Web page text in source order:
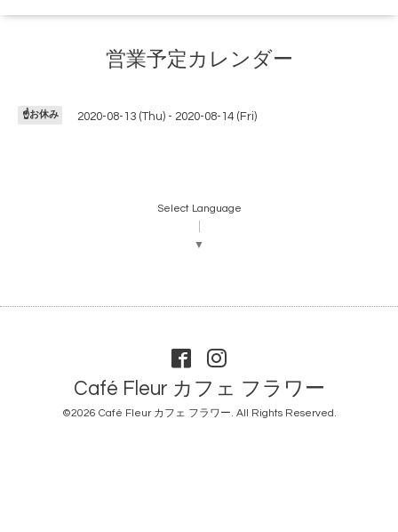
営業予定カレンダー
☝️お休み 2020-08-13 (Thu) - 2020-08-14 (Fri)
Select Language
▼
Café Fleur カフェ フラワー
©2026 Café Fleur カフェ フラワー. All Rights Reserved.